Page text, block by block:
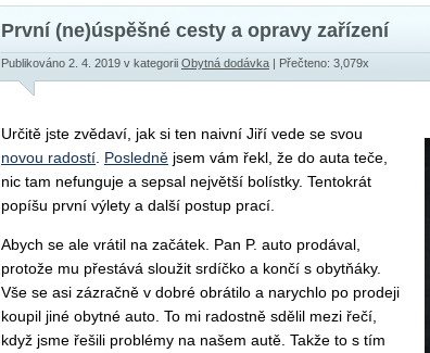
První (ne)úspěšné cesty a opravy zařízení
Publikováno 2. 4. 2019 v kategorii Obytná dodávka | Přečteno: 3,079x
Určitě jste zvědaví, jak si ten naivní Jiří vede se svou
novou radostí Posledně jsem vám řekl, že do auta teče,
nic tam nefunguje a sepsal největší bolístky. Tentokrát
popíšu první výlety a další postup prací.
Abych se ale vrátil na začátek. Pan P. auto prodával,
protože mu přestává sloužit srdíčko a končí s obytňáky.
Vše se asi zázračně v dobré obrátilo a narychlo po prodeji
koupil jiné obytné auto. To mi radostně sdělil mezi řečí,
když jsme řešili problémy na našem autě. Takže to s tím